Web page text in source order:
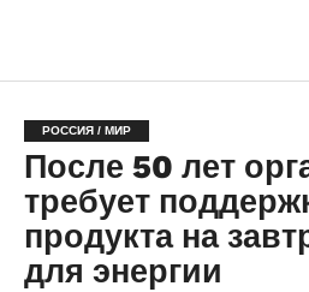
РОССИЯ / МИР
После 50 лет
требует
продукта на
для энергии